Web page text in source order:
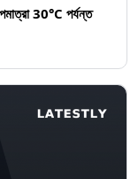
30°C পর্যন্ত